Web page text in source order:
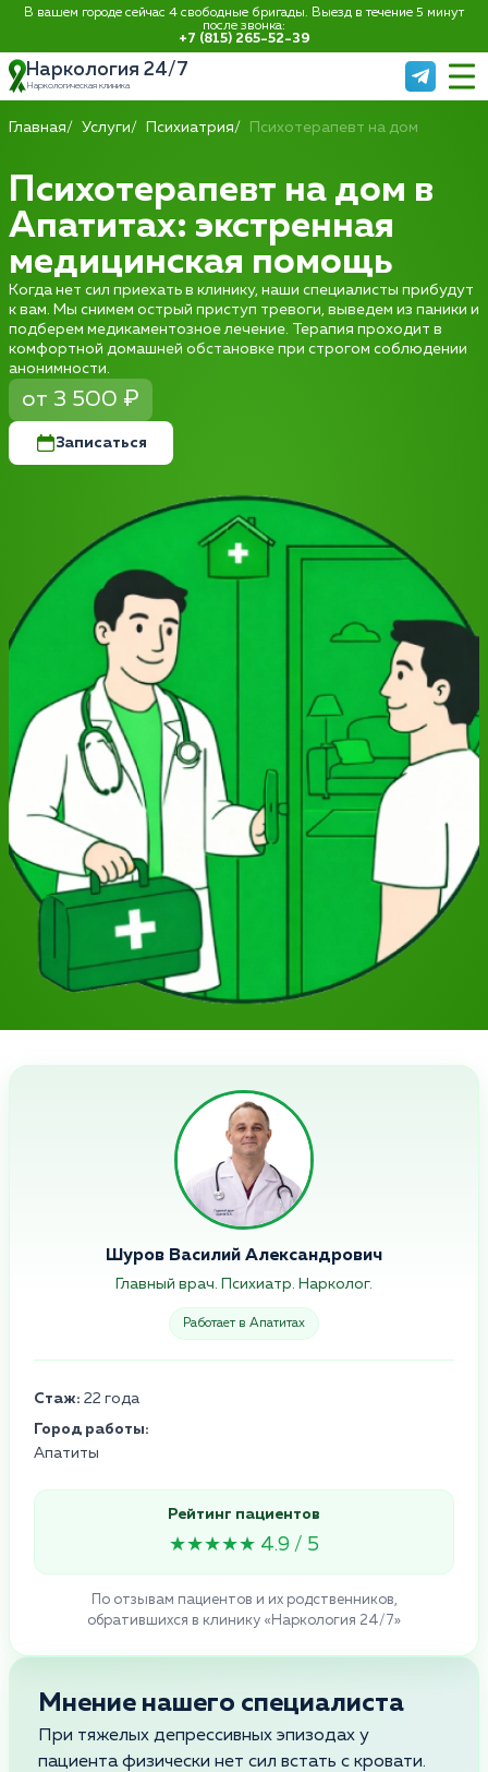
В вашем городе сейчас 4 свободные бригады. Выезд в течение 5 минут
после звонка:
+7 (815) 265-52-39
Наркология 24/7
Наркологическая клиника
Главная Услуги Психиатрия Психотерапевт на дом
Психотерапевт на дом в
Апатитах: экстренная
медицинская помощь
Когда нет сил приехать в клинику, наши специалисты прибудут
к вам. Мы снимем острый приступ тревоги, выведем из паники и
подберем медикаментозное лечение. Терапия проходит в
комфортной домашней обстановке при строгом соблюдении
анонимности.
от 3 500 ₽
Записаться
Шуров Василий Александрович
Главный врач. Психиатр. Нарколог.
Работает в Апатитах
Стаж: 22 года
Город работы:
Апатиты
Рейтинг пациентов
★★★★★ 4.9 / 5
По отзывам пациентов и их родственников,
обратившихся в клинику «Наркология 24/7»
Мнение нашего специалиста
При тяжелых депрессивных эпизодах у
пациента физически нет сил встать с кровати.